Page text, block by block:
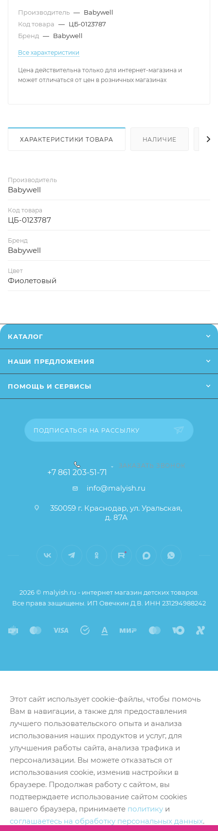
Производитель — Babywell
Код товара — ЦБ-0123787
Бренд — Babywell
Все характеристики
Цена действительна только для интернет-магазина и
может отличаться от цен в розничных магазинах
ХАРАКТЕРИСТИКИ ТОВАРА НАЛИЧИЕ
Производитель
Babywell
Код товара
ЦБ-0123787
Бренд
Babywell
Цвет
Фиолетовый
КАТАЛОГ
НАШИ ПРЕДЛОЖЕНИЯ
ПОМОЩЬ И СЕРВИСЫ
ПОДПИСАТЬСЯ НА РАССЫЛКУ
+7 861 203-51-71
ЗАКАЗАТЬ ЗВОНОК
info@malyish.ru
350059 г. Краснодар, ул. Уральская,
д. 87А
2026 © malyish.ru - интернет магазин детских товаров.
Все права защищены. ИП Овечкин Д.В. ИНН 231294988242
Этот сайт использует cookie-файлы, чтобы помочь
Вам в навигации, а также для предоставления
лучшего пользовательского опыта и анализа
использования наших продуктов и услуг, для
улучшения работы сайта, анализа трафика и
персонализации. Вы можете отказаться от
использования cookie, изменив настройки в
браузере. Продолжая работу с сайтом, вы
подтверждаете использование сайтом cookies
вашего браузера, принимаете политику и
соглашаетесь на обработку персональных данных.